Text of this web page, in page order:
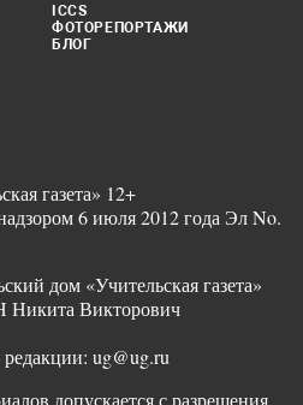
ICCS
ФОТОРЕПОРТАЖИ
БЛОГ
газета» 12+
6 июля 2012 года Эл No.
дом «Учительская газета»
Никита Викторович
ug@ug.ru
допускается с разрешения